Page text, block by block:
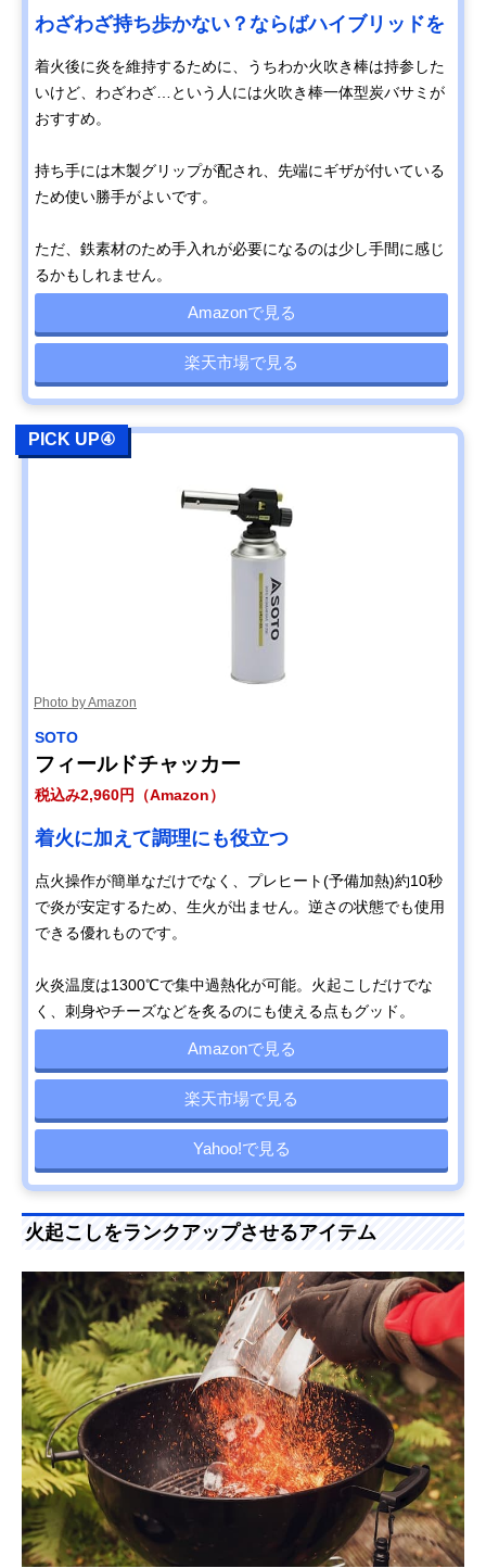
わざわざ持ち歩かない？ならばハイブリッドを
着火後に炎を維持するために、うちわか火吹き棒は持参した
いけど、わざわざ…という人には火吹き棒一体型炭バサミが
おすすめ。
持ち手には木製グリップが配され、先端にギザが付いている
ため使い勝手がよいです。
ただ、鉄素材のため手入れが必要になるのは少し手間に感じ
るかもしれません。
Amazonで見る
楽天市場で見る
PICK UP④
Photo by Amazon
SOTO
フィールドチャッカー
税込み2,960円（Amazon）
着火に加えて調理にも役立つ
点火操作が簡単なだけでなく、プレヒート(予備加熱)約10秒
で炎が安定するため、生火が出ません。逆さの状態でも使用
できる優れものです。
火炎温度は1300℃で集中過熱化が可能。火起こしだけでな
く、刺身やチーズなどを炙るのにも使える点もグッド。
Amazonで見る
楽天市場で見る
Yahoo!で見る
火起こしをランクアップさせるアイテム